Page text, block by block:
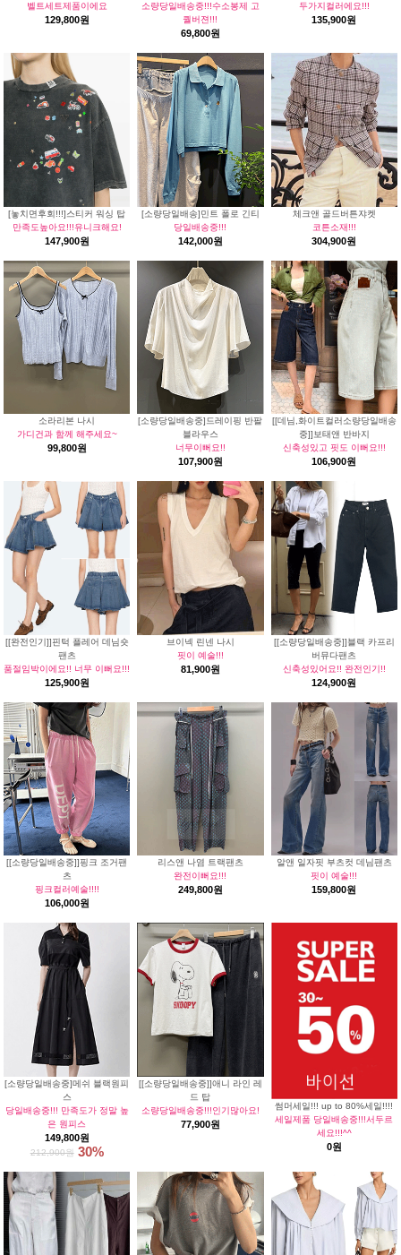
벨트세트제품이에요
129,800원
소량당일배송중!!!수소봉제 고
퀄버젼!!!
69,800원
두가지컬러에요!!!
135,900원
[놓치면후회!!!]스티커 워싱 탑
만족도높아요!!!유니크해요!
147,900원
[소량당일배송]민트 폴로 긴티
당일배송중!!!
142,000원
체크앤 골드버튼쟈켓
코튼소재!!!
304,900원
소라리본 나시
가디건과 함께 해주세요~
99,800원
[소량당일배송중]드레이핑 반팔
블라우스
너무이뻐요!!
107,900원
[[데님,화이트컬러소량당일배송
중]]보태앤 반바지
신축성있고 핏도 이뻐요!!!
106,900원
[[완전인기]]핀턱 플레어 데님숏
팬츠
품절임박이에요!! 너무 이뻐요!!!
125,900원
브이넥 린넨 나시
핏이 예술!!!
81,900원
[[소량당일배송중]]블랙 카프리
버뮤다팬츠
신축성있어요!! 완전인기!!
124,900원
[[소량당일배송중]]핑크 조거팬
츠
핑크컬러예술!!!!
106,000원
리스앤 나염 트랙팬츠
완전이뻐요!!!
249,800원
알앤 일자핏 부츠컷 데님팬츠
핏이 예술!!!
159,800원
[소량당일배송중]메쉬 블랙원피
스
당일배송중!!! 만족도가 정말 높
은 원피스
149,800원
212,900원 30%
[[소량당일배송중]]애니 라인 레
드 탑
소량당일배송중!!!인기많아요!
77,900원
썸머세일!!! up to 80%세일!!!!
세일제품 당일배송중!!!서두르
세요!!!^^
0원